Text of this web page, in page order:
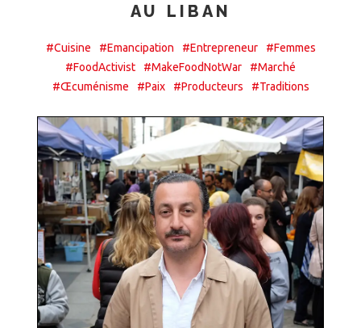
AU LIBAN
#Cuisine #Emancipation #Entrepreneur
#Femmes
#FoodActivist
#MakeFoodNotWar
#Marché
#Œcuménisme
#Paix #Producteurs #Traditions